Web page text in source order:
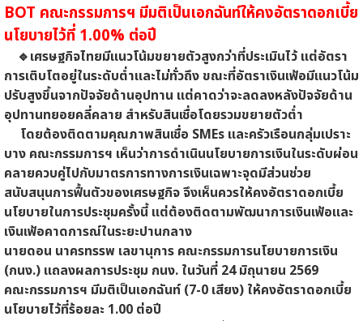
BOT คณะกรรมการฯ มีมติเป็นเอกฉันท์ให้คงอัตราดอกเบี้ย
นโยบายไว้ที่ 1.00% ต่อปี
🔹เศรษฐกิจไทยมีแนวโน้มขยายตัวสูงกว่าที่ประเมินไว้ แต่อัตรา
การเติบโตอยู่ในระดับต่ำและไม่ทั่วถึง ขณะที่อัตราเงินเฟ้อมีแนวโน้ม
ปรับสูงขึ้นจากปัจจัยด้านอุปทาน แต่คาดว่าจะลดลงหลังปัจจัยด้าน
อุปทานทยอยคลี่คลาย สำหรับสินเชื่อโดยรวมขยายตัวต่ำ
โดยต้องติดตามคุณภาพสินเชื่อ SMEs และครัวเรือนกลุ่มเปราะ
บาง คณะกรรมการฯ เห็นว่าการดำเนินนโยบายการเงินในระดับผ่อน
คลายควบคู่ไปกับมาตรการทางการเงินเฉพาะจุดมีส่วนช่วย
สนับสนุนการฟื้นตัวของเศรษฐกิจ จึงเห็นควรให้คงอัตราดอกเบี้ย
นโยบายในการประชุมครั้งนี้ แต่ต้องติดตามพัฒนาการเงินเฟ้อและ
เงินเฟ้อคาดการณ์ในระยะปานกลาง
นายดอน นาครทรรพ เลขานุการ คณะกรรมการนโยบายการเงิน
(กนง.) แถลงผลการประชุม กนง. ในวันที่ 24 มิถุนายน 2569
คณะกรรมการฯ มีมติเป็นเอกฉันท์ (7-0 เสียง) ให้คงอัตราดอกเบี้ย
นโยบายไว้ที่ร้อยละ 1.00 ต่อปี